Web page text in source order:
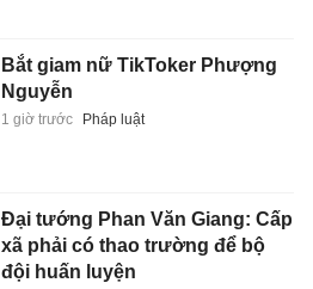
Bắt giam nữ TikToker Phượng
Nguyễn
1 giờ trước Pháp luật
Đại tướng Phan Văn Giang: Cấp
xã phải có thao trường để bộ
đội huấn luyện